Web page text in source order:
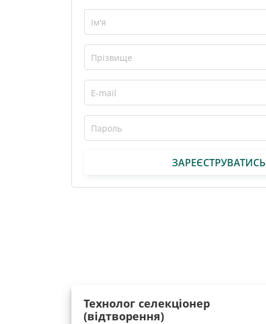
ЗАРЕЄСТРУВАТИСЬ
Технолог селекціонер
(відтворення)